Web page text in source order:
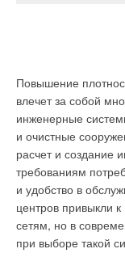
Повышение
влечет за собой
инженерные
и очистные
расчет и создание
требованиям
и удобство в
центров привыкли
сетям, но в
при выборе такой
расположены на
суммарной
выработка
около 40 % общего
энергии в
Атомная станция
одноименного
км к северо-
«Безнау-1» на АЭС
менее чем через
электроэнергии и
этом, согласно
ТЭЦ и
составляет 50–80
30 % [6].
теплотрасс
трубопроводов и
надлежащего
разрегулировка
гидравлическим